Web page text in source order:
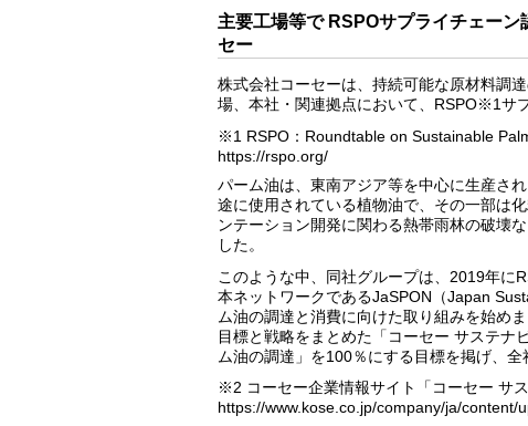
主要工場等で RSPOサプライチェー
セー
株式会社コーセーは、持続可能な原材料調
場、本社・関連拠点において、RSPO※1サ
※1 RSPO：Roundtable on Sustainable
https://rspo.org/
パーム油は、東南アジア等を中心に生産さ
途に使用されている植物油で、その一部は
ンテーション開発に関わる熱帯雨林の破壊
した。
このような中、同社グループは、2019年に
本ネットワークであるJaSPON（Japan
ム油の調達と消費に向けた取り組みを始め
目標と戦略をまとめた「コーセー サステ
ム油の調達」を100％にする目標を掲げ、全
※2 コーセー企業情報サイト「コーセー サス
https://www.kose.co.jp/company/ja/content/